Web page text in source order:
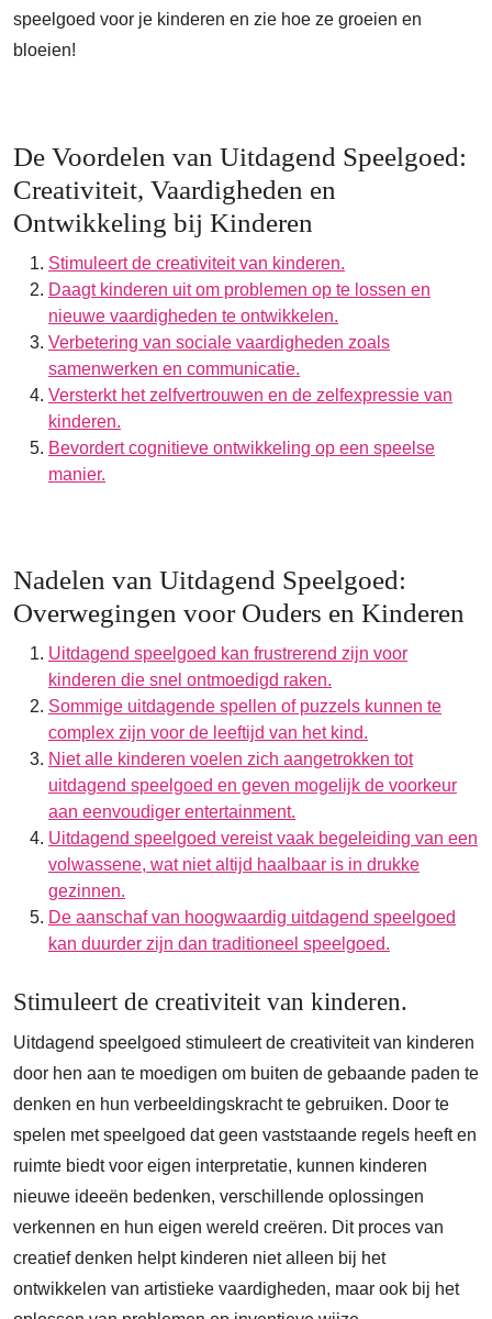
speelgoed voor je kinderen en zie hoe ze groeien en
bloeien!
De Voordelen van Uitdagend Speelgoed:
Creativiteit, Vaardigheden en
Ontwikkeling bij Kinderen
Stimuleert de creativiteit van kinderen.
Daagt kinderen uit om problemen op te lossen en
nieuwe vaardigheden te ontwikkelen.
Verbetering van sociale vaardigheden zoals
samenwerken en communicatie.
Versterkt het zelfvertrouwen en de zelfexpressie van
kinderen.
Bevordert cognitieve ontwikkeling op een speelse
manier.
Nadelen van Uitdagend Speelgoed:
Overwegingen voor Ouders en Kinderen
Uitdagend speelgoed kan frustrerend zijn voor
kinderen die snel ontmoedigd raken.
Sommige uitdagende spellen of puzzels kunnen te
complex zijn voor de leeftijd van het kind.
Niet alle kinderen voelen zich aangetrokken tot
uitdagend speelgoed en geven mogelijk de voorkeur
aan eenvoudiger entertainment.
Uitdagend speelgoed vereist vaak begeleiding van een
volwassene, wat niet altijd haalbaar is in drukke
gezinnen.
De aanschaf van hoogwaardig uitdagend speelgoed
kan duurder zijn dan traditioneel speelgoed.
Stimuleert de creativiteit van kinderen.
Uitdagend speelgoed stimuleert de creativiteit van kinderen
door hen aan te moedigen om buiten de gebaande paden te
denken en hun verbeeldingskracht te gebruiken. Door te
spelen met speelgoed dat geen vaststaande regels heeft en
ruimte biedt voor eigen interpretatie, kunnen kinderen
nieuwe ideeën bedenken, verschillende oplossingen
verkennen en hun eigen wereld creëren. Dit proces van
creatief denken helpt kinderen niet alleen bij het
ontwikkelen van artistieke vaardigheden, maar ook bij het